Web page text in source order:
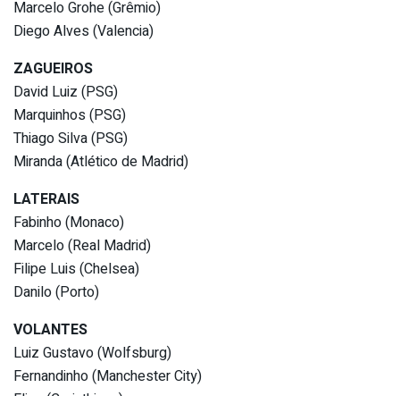
Marcelo Grohe (Grêmio)
Diego Alves (Valencia)
ZAGUEIROS
David Luiz (PSG)
Marquinhos (PSG)
Thiago Silva (PSG)
Miranda (Atlético de Madrid)
LATERAIS
Fabinho (Monaco)
Marcelo (Real Madrid)
Filipe Luis (Chelsea)
Danilo (Porto)
VOLANTES
Luiz Gustavo (Wolfsburg)
Fernandinho (Manchester City)